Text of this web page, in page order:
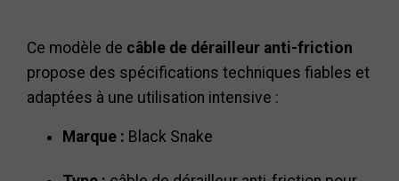
Ce modèle de câble de dérailleur anti-friction
propose des spécifications techniques fiables et
adaptées à une utilisation intensive :
Marque : Black Snake